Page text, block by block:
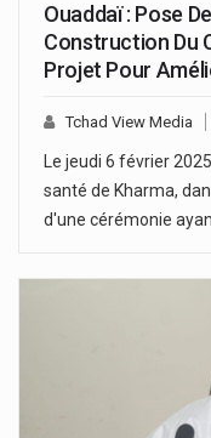
Ouaddaï : Pose
Construction Du
Projet Pour
Tchad View Media
Le jeudi 6 février
santé de Kharma,
d'une cérémonie